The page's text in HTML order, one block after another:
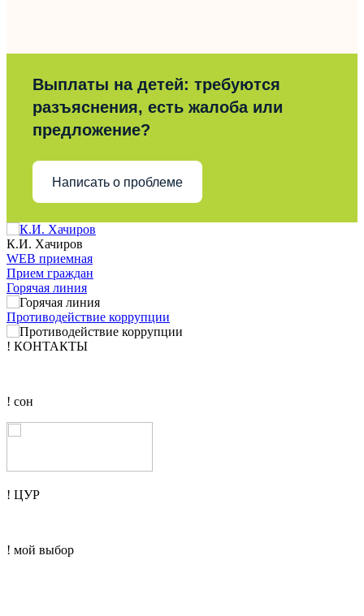
Выплаты на детей: требуются
разъяснения, есть жалоба или
предложение?
Написать о проблеме
К.И. Хачиров
WEB приемная
Прием граждан
Горячая линия
Противодействие коррупции
! КОНТАКТЫ
! сон
! ЦУР
! мой выбор